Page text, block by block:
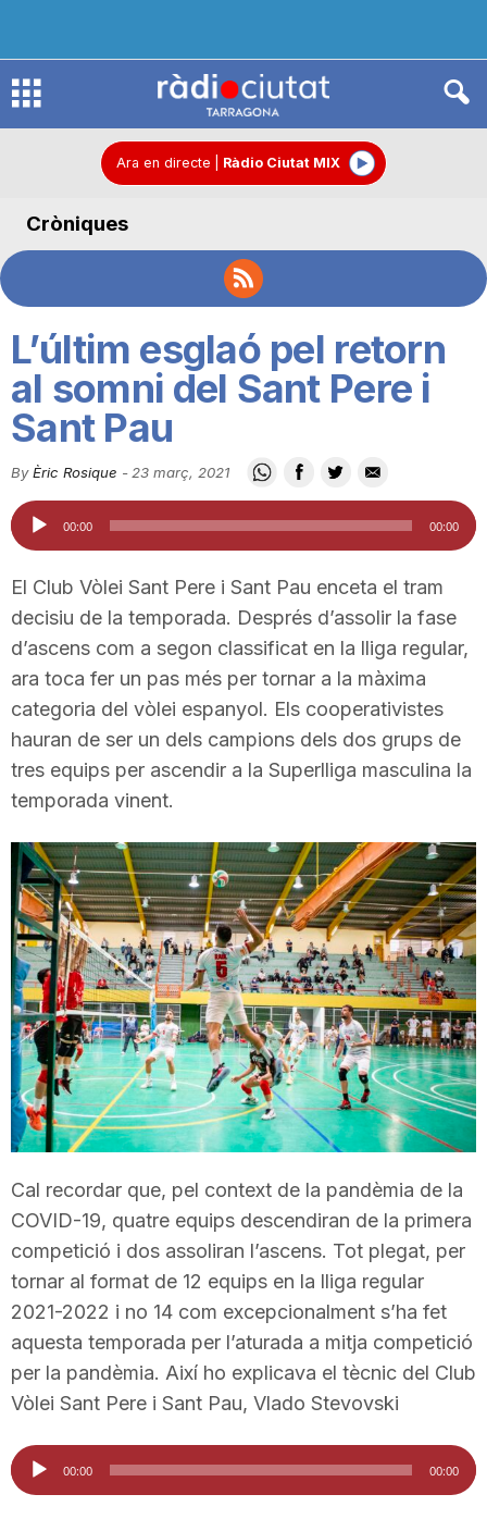
R
d
o
C
u
t
a
d
e
T
a
r
a
g
o
Ara en directe Ràdio Ciutat MIX
Cròniques
L’últim esglaó pel retorn
al somni del Sant Pere i
Sant Pau
By Èric Rosique - 23 març, 2021
Reproductor
d'àudio
00:00 00:00
El Club Vòlei Sant Pere i Sant Pau enceta el tram
decisiu de la temporada. Després d’assolir la fase
d’ascens com a segon classificat en la lliga regular,
ara toca fer un pas més per tornar a la màxima
categoria del vòlei espanyol. Els cooperativistes
hauran de ser un dels campions dels dos grups de
tres equips per ascendir a la Superlliga masculina la
temporada vinent.
Cal recordar que, pel context de la pandèmia de la
COVID-19, quatre equips descendiran de la primera
competició i dos assoliran l’ascens. Tot plegat, per
tornar al format de 12 equips en la lliga regular
2021-2022 i no 14 com excepcionalment s’ha fet
aquesta temporada per l’aturada a mitja competició
per la pandèmia. Així ho explicava el tècnic del Club
Vòlei Sant Pere i Sant Pau, Vlado Stevovski
Reproductor
d'àudio
00:00 00:00